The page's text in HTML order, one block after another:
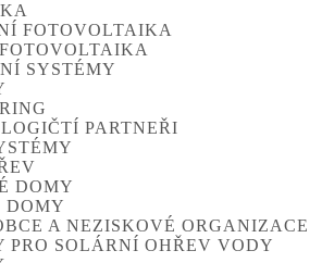
FOTOVOLTAIKA
SYSTÉMY
PARTNEŘI
DOMY
DOMY
A NEZISKOVÉ ORGANIZACE
PRO SOLÁRNÍ OHŘEV VODY